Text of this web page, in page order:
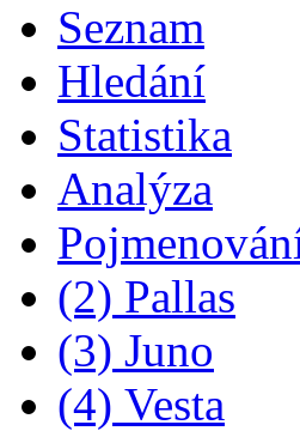
Seznam
Hledání
Statistika
Analýza
(2) Pallas
(3) Juno
(4) Vesta